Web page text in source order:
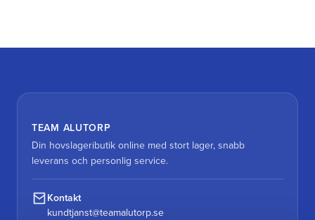
TEAM ALUTORP
Din hovslageributik online med stort lager, snabb
leverans och personlig service.
Kontakt
kundtjanst@teamalutorp.se